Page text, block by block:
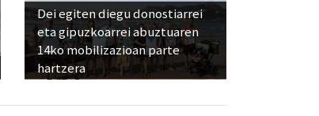
Dei egiten diegu donostiarrei
eta gipuzkoarrei abuztuaren
14ko mobilizazioan parte
hartzera